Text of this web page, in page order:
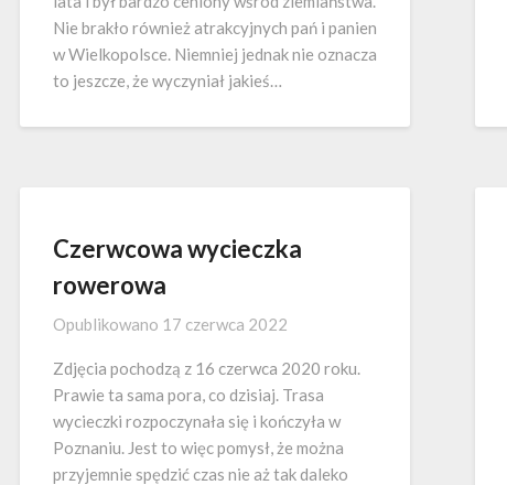
Nie brakło również atrakcyjnych pań i panien
w Wielkopolsce. Niemniej jednak nie oznacza
to jeszcze, że wyczyniał jakieś…
Czerwcowa wycieczka
rowerowa
Opublikowano 17 czerwca 2022
Zdjęcia pochodzą z 16 czerwca 2020 roku.
Prawie ta sama pora, co dzisiaj. Trasa
wycieczki rozpoczynała się i kończyła w
Poznaniu. Jest to więc pomysł, że można
przyjemnie spędzić czas nie aż tak daleko